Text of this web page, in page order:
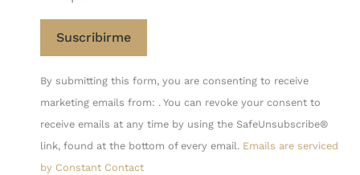
Constant
Contact
Use.
Please
leave
By submitting this form, you are consenting to receive
marketing emails from: . You can revoke your consent to
receive emails at any time by using the SafeUnsubscribe®
link, found at the bottom of every email. Emails are serviced
by Constant Contact